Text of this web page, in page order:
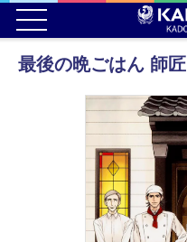
最後の晩ごはん 師